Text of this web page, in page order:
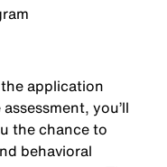
application
you’ll
the chance to
behavioral